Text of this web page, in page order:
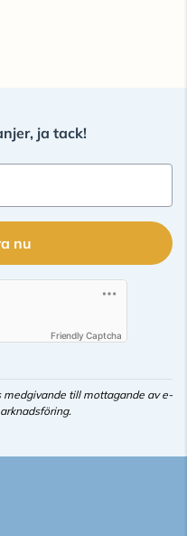
ja tack!
nu
Friendly Captcha
till mottagande av e-